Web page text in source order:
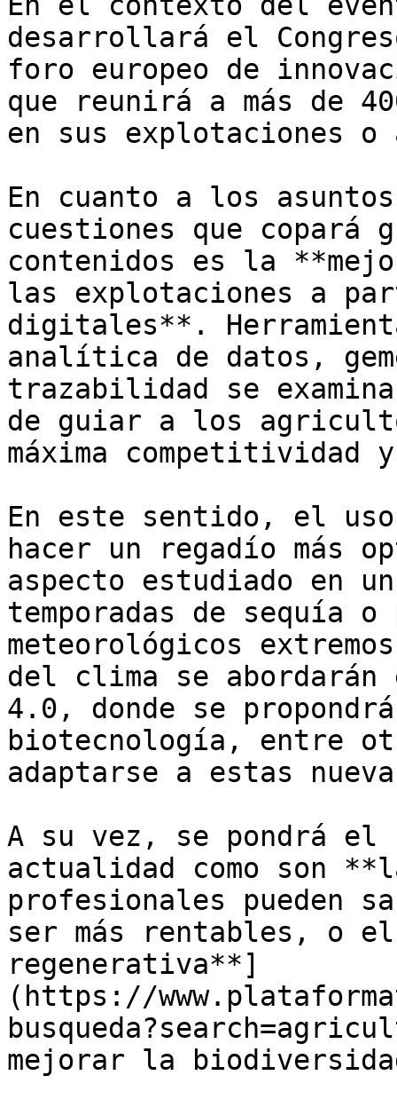
desarrollará el
foro europeo de
que reunirá a más de
en sus explotaciones
En cuanto a los
cuestiones que copará
contenidos es la
las explotaciones a
digitales**.
analítica de datos,
trazabilidad se
de guiar a los
máxima
En este sentido, el
hacer un regadío más
aspecto estudiado en
temporadas de sequía o
meteorológicos
del clima se abordarán
4.0, donde se
biotecnología, entre
adaptarse a estas
A su vez, se pondrá el
actualidad como son
profesionales pueden
ser más rentables, o
regenerativa**]
(https://
mejorar la